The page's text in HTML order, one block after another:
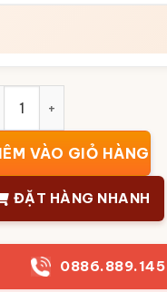
VÀO GIỎ HÀNG
ĐẶT HÀNG NHANH
0886.889.145